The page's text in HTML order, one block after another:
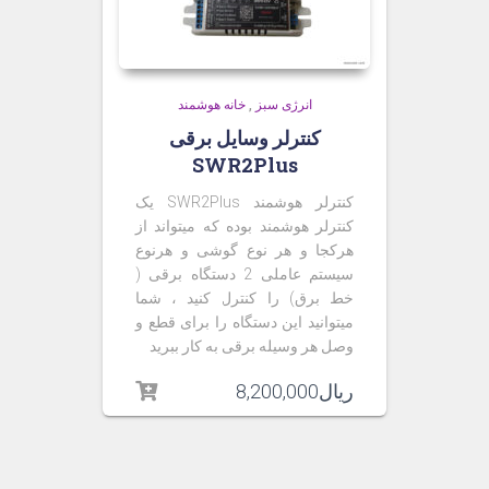
انرژی سبز ,خانه هوشمند
کنترلر وسایل برقی
SWR2Plus
کنترلر هوشمند SWR2Plus یک
کنترلر هوشمند بوده که میتواند از
هرکجا و هر نوع گوشی و هرنوع
سیستم عاملی 2 دستگاه برقی (
خط برق) را کنترل کنید ، شما
میتوانید این دستگاه را برای قطع و
وصل هر وسیله برقی به کار ببرید
ریال8,200,000